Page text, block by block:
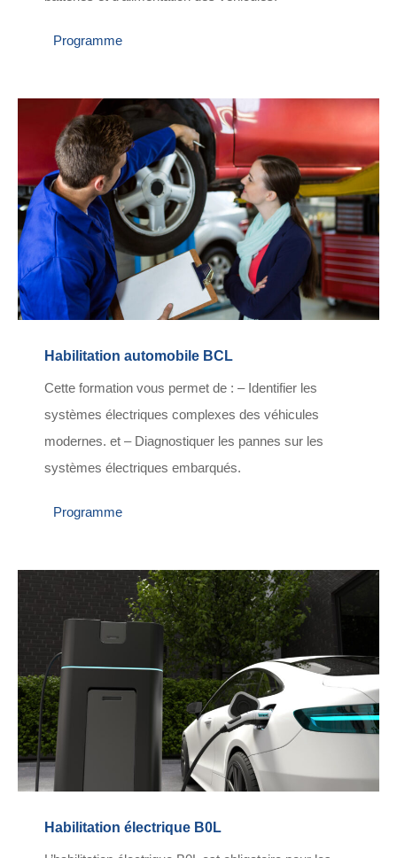
Programme
Habilitation automobile BCL
Cette formation vous permet de : – Identifier les
systèmes électriques complexes des véhicules
modernes. et – Diagnostiquer les pannes sur les
systèmes électriques embarqués.
Programme
Habilitation électrique B0L